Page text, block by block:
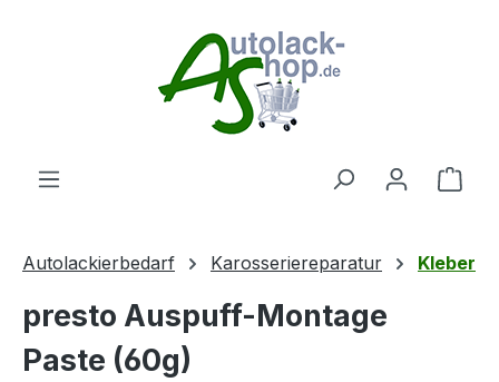
Autolackierbedarf Karosseriereparatur Kleber
presto Auspuff-Montage
Paste (60g)